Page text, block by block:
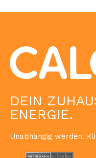
DEIN
ENERGIE.
Unabhängig werden.